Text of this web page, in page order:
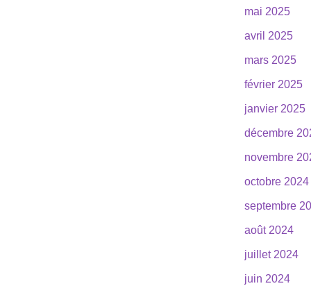
mai 2025
avril 2025
mars 2025
février 2025
janvier 2025
décembre
novembre
octobre 2024
septembre
août 2024
juillet 2024
juin 2024